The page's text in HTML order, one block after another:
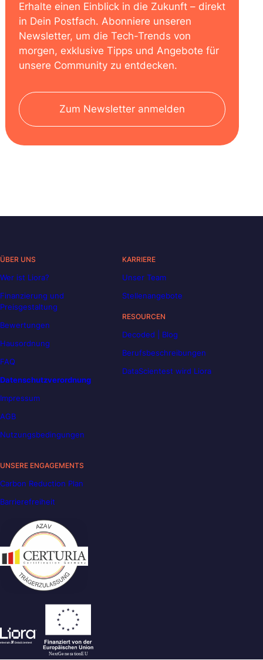
Erhalte einen Einblick in die Zukunft – direkt
in Dein Postfach. Abonniere unseren
Newsletter, um die Tech-Trends von
morgen, exklusive Tipps und Angebote für
unsere Community zu entdecken.
Zum Newsletter anmelden
ÜBER UNS
Wer ist Liora?
Finanzierung und
Preisgestaltung
Bewertungen
Hausordnung
FAQ
Datenschutzverordnung
Impressum
AGB
Nutzungsbedingungen
KARRIERE
Unser Team
Stellenangebote
RESOURCEN
Decoded | Blog
Berufsbeschreibungen
DataScientest wird Liora
UNSERE ENGAGEMENTS
Carbon Reduction Plan
Barrierefreiheit